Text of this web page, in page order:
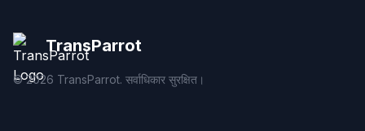
TransParrot
©2026 TransParrot. सर्वाधिकार सुरक्षित।